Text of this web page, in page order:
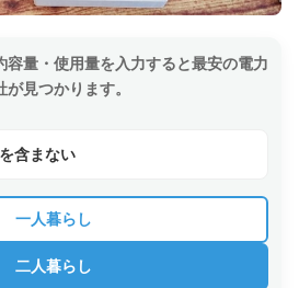
容量・使用量を入力すると最安の電力
が見つかります。
含まない
一人暮らし
二人暮らし